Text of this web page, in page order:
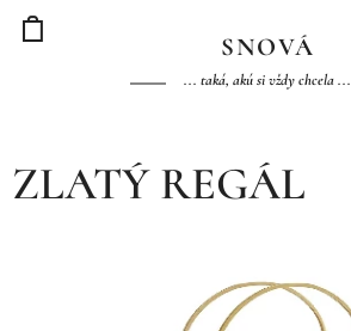
SNOVÁ
... taká, akú si vždy chcela ...
ZLATÝ REGÁL